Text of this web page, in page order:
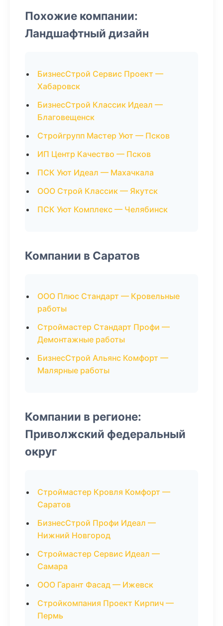
Похожие компании:
Ландшафтный дизайн
БизнесСтрой Сервис Проект —
Хабаровск
БизнесСтрой Классик Идеал —
Благовещенск
Стройгрупп Мастер Уют — Псков
ИП Центр Качество — Псков
ПСК Уют Идеал — Махачкала
ООО Строй Классик — Якутск
ПСК Уют Комплекс — Челябинск
Компании в Саратов
ООО Плюс Стандарт — Кровельные
работы
Строймастер Стандарт Профи —
Демонтажные работы
БизнесСтрой Альянс Комфорт —
Малярные работы
Компании в регионе:
Приволжский федеральный
округ
Строймастер Кровля Комфорт —
Саратов
БизнесСтрой Профи Идеал —
Нижний Новгород
Строймастер Сервис Идеал —
Самара
ООО Гарант Фасад — Ижевск
Стройкомпания Проект Кирпич —
Пермь